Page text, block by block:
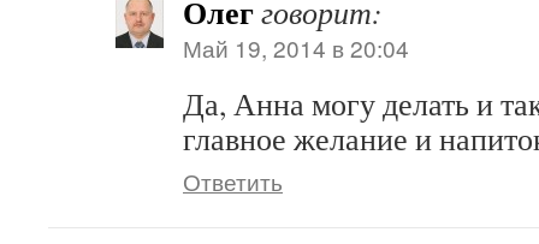
Олегговорит:
Май 19, 2014 в 20:04
Да, Анна могу делать и
главное желание и
Ответить